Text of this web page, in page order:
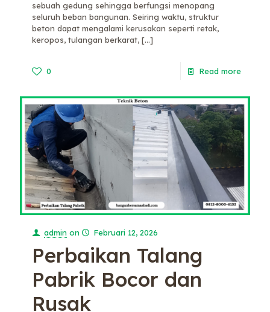
sebuah gedung sehingga berfungsi menopang
seluruh beban bangunan. Seiring waktu, struktur
beton dapat mengalami kerusakan seperti retak,
keropos, tulangan berkarat, […]
0 Read more
admin on Februari 12, 2026
Perbaikan Talang
Pabrik Bocor dan
Rusak